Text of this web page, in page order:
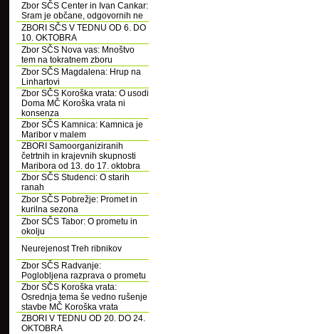
Zbor SČS Center in Ivan Cankar:
Sram je občane, odgovornih ne
ZBORI SČS V TEDNU OD 6. DO
10. OKTOBRA
Zbor SČS Nova vas: Mnoštvo
tem na tokratnem zboru
Zbor SČS Magdalena: Hrup na
Linhartovi
Zbor SČS Koroška vrata: O usodi
Doma MČ Koroška vrata ni
konsenza
Zbor SČS Kamnica: Kamnica je
Maribor v malem
ZBORI Samoorganiziranih
četrtnih in krajevnih skupnosti
Maribora od 13. do 17. oktobra
Zbor SČS Studenci: O starih
ranah
Zbor SČS Pobrežje: Promet in
kurilna sezona
Zbor SČS Tabor: O prometu in
okolju
Neurejenost Treh ribnikov
Zbor SČS Radvanje:
Poglobljena razprava o prometu
Zbor SČS Koroška vrata:
Osrednja tema še vedno rušenje
stavbe MČ Koroška vrata
ZBORI V TEDNU OD 20. DO 24.
OKTOBRA